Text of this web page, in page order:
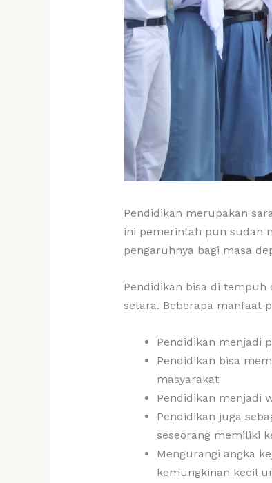
Pendidikan merupakan
ini pemerintah pun sudah
pengaruhnya bagi masa
Pendidikan bisa di
setara. Beberapa manfaat
Pendidikan menjadi
Pendidikan bisa
masyarakat
Pendidikan menjadi
Pendidikan juga
seseorang memiliki
Mengurangi angka
kemungkinan kecil